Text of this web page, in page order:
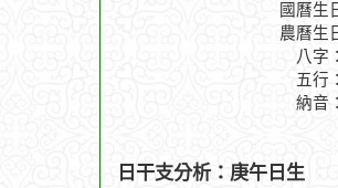
國曆生
農曆生
八字
五行
納音
日干支分析：庚午日生